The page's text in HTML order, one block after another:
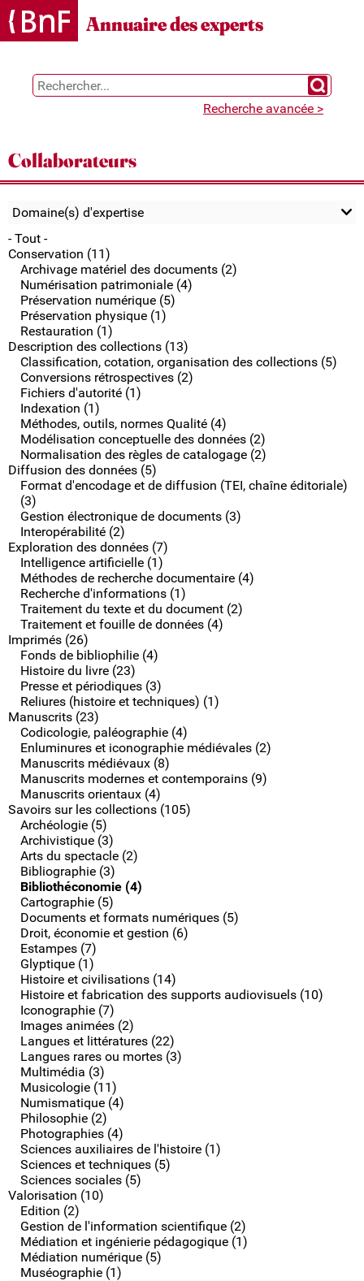
Gestion des cookies
Annuaire des experts
Chercher
Recherche avancée >
Collaborateurs
Domaine(s) d'expertise
- Tout -
Conservation (11)
Archivage matériel des documents (2)
Numérisation patrimoniale (4)
Préservation numérique (5)
Préservation physique (1)
Restauration (1)
Description des collections (13)
Classification, cotation, organisation des collections (5)
Conversions rétrospectives (2)
Fichiers d'autorité (1)
Indexation (1)
Méthodes, outils, normes Qualité (4)
Modélisation conceptuelle des données (2)
Normalisation des règles de catalogage (2)
Diffusion des données (5)
Format d'encodage et de diffusion (TEI, chaîne éditoriale)
(3)
Gestion électronique de documents (3)
Interopérabilité (2)
Exploration des données (7)
Intelligence artificielle (1)
Méthodes de recherche documentaire (4)
Recherche d'informations (1)
Traitement du texte et du document (2)
Traitement et fouille de données (4)
Imprimés (26)
Fonds de bibliophilie (4)
Histoire du livre (23)
Presse et périodiques (3)
Reliures (histoire et techniques) (1)
Manuscrits (23)
Codicologie, paléographie (4)
Enluminures et iconographie médiévales (2)
Manuscrits médiévaux (8)
Manuscrits modernes et contemporains (9)
Manuscrits orientaux (4)
Savoirs sur les collections (105)
Archéologie (5)
Archivistique (3)
Arts du spectacle (2)
Bibliographie (3)
Bibliothéconomie (4)
Cartographie (5)
Documents et formats numériques (5)
Droit, économie et gestion (6)
Estampes (7)
Glyptique (1)
Histoire et civilisations (14)
Histoire et fabrication des supports audiovisuels (10)
Iconographie (7)
Images animées (2)
Langues et littératures (22)
Langues rares ou mortes (3)
Multimédia (3)
Musicologie (11)
Numismatique (4)
Philosophie (2)
Photographies (4)
Sciences auxiliaires de l'histoire (1)
Sciences et techniques (5)
Sciences sociales (5)
Valorisation (10)
Edition (2)
Gestion de l'information scientifique (2)
Médiation et ingénierie pédagogique (1)
Médiation numérique (5)
Muséographie (1)